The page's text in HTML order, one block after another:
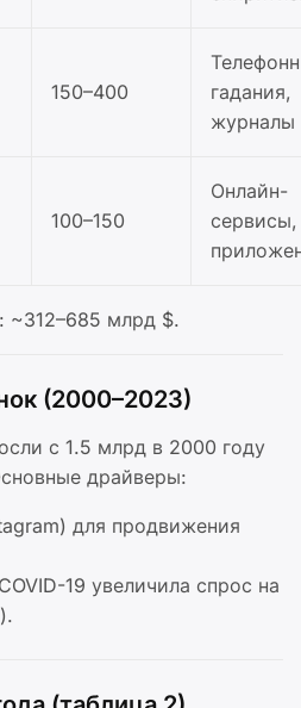
150–400
гадания,
журналы
100–150
Онлайн-
сервисы,
: ~312–685 млрд $.
(2000–2023)
с 1.5 млрд в 2000 году
драйверы:
для продвижения
19 увеличила спрос на